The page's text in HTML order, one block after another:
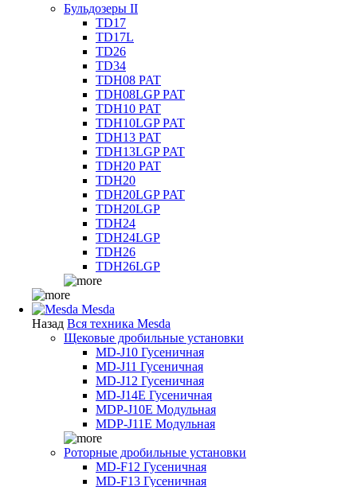
Бульдозеры II
TD17
TD17L
TD26
TD34
TDH08 PAT
TDH08LGP PAT
TDH10 PAT
TDH10LGP PAT
TDH13 PAT
TDH13LGP PAT
TDH20 PAT
TDH20
TDH20LGP PAT
TDH20LGP
TDH24
TDH24LGP
TDH26
TDH26LGP
Mesda
Назад Вся техника Mesda
Щековые дробильные установки
MD-J10 Гусеничная
MD-J11 Гусеничная
MD-J12 Гусеничная
MD-J14E Гусеничная
MDP-J10E Модульная
MDP-J11E Модульная
Роторные дробильные установки
MD-F12 Гусеничная
MD-F13 Гусеничная